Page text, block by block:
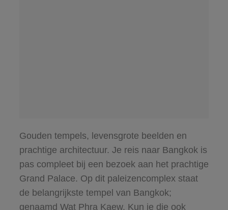
Gouden tempels, levensgrote beelden en
prachtige architectuur. Je reis naar Bangkok is
pas compleet bij een bezoek aan het prachtige
Grand Palace. Op dit paleizencomplex staat
de belangrijkste tempel van Bangkok;
genaamd Wat Phra Kaew. Kun je die ook